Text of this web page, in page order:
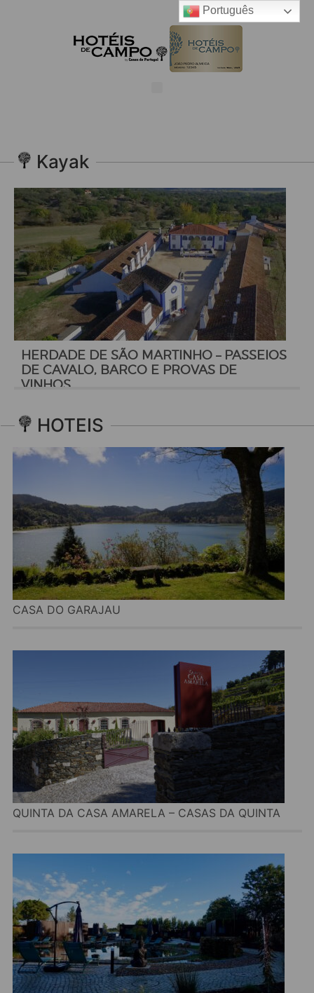
Kayak
HERDADE DE SÃO MARTINHO – PASSEIOS
DE CAVALO, BARCO E PROVAS DE
VINHOS
HOTEIS
CASA DO GARAJAU
QUINTA DA CASA AMARELA – CASAS DA QUINTA
Português